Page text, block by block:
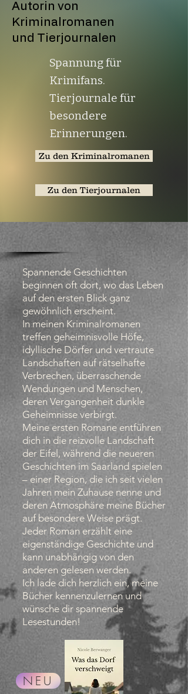
Autorin von
Kriminalromanen
und Tierjournalen
Spannung für
Krimifans.
Tierjournale für
besondere
Erinnerungen.
Zu den Kriminalromanen
Zu den Tierjournalen
Spannende Geschichten
beginnen oft dort, wo das Leben
auf den ersten Blick ganz
gewöhnlich erscheint.
In meinen Kriminalromanen
treffen geheimnisvolle Höfe,
idyllische Dörfer und vertraute
Landschaften auf rätselhafte
Verbrechen, überraschende
Wendungen und Menschen,
deren Vergangenheit dunkle
Geheimnisse verbirgt.
Meine ersten Romane entführen
dich in die reizvolle Landschaft
der Eifel, während die neueren
Geschichten im Saarland spielen
– einer Region, die ich seit vielen
Jahren mein Zuhause nenne und
deren Atmosphäre meine Bücher
auf besondere Weise prägt.
Jeder Roman erzählt eine
eigenständige Geschichte und
kann unabhängig von den
anderen gelesen werden.
Ich lade dich herzlich ein, meine
Bücher kennenzulernen und
wünsche dir spannende
Lesestunden!
NEU